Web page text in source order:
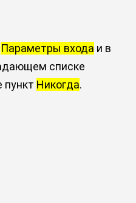
Параметры входа и в
списке
пункт Никогда.